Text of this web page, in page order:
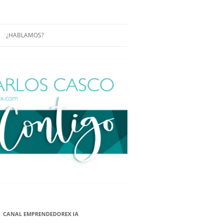
EN
DE
NUEVA
¿HABLAMOS?
CONÓCENOS UN POCO MÁS
CANAL EMPRENDEDOREX IA